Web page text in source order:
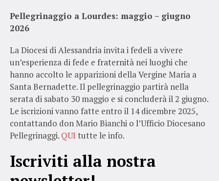
Pellegrinaggio a Lourdes: maggio – giugno
2026
La Diocesi di Alessandria invita i fedeli a vivere
un’esperienza di fede e fraternità nei luoghi che
hanno accolto le apparizioni della Vergine Maria a
Santa Bernadette. Il pellegrinaggio partirà nella
serata di sabato 30 maggio e si concluderà il 2 giugno.
Le iscrizioni vanno fatte entro il 14 dicembre 2025,
contattando don Mario Bianchi o l’Ufficio Diocesano
Pellegrinaggi. QUI tutte le info.
Iscriviti alla nostra